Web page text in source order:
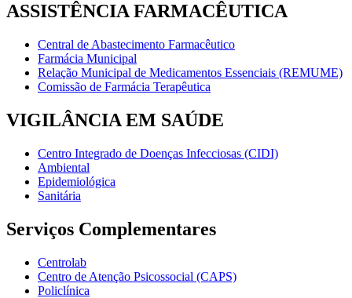
ASSISTÊNCIA FARMACÊUTICA
Central de Abastecimento Farmacêutico
Farmácia Municipal
Relação Municipal de Medicamentos Essenciais (REMUME)
Comissão de Farmácia Terapêutica
VIGILÂNCIA EM SAÚDE
Centro Integrado de Doenças Infecciosas (CIDI)
Ambiental
Epidemiológica
Sanitária
Serviços Complementares
Centrolab
Centro de Atenção Psicossocial (CAPS)
Policlínica